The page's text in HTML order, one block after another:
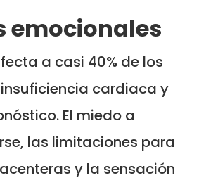
emocionales
a casi 40% de los
cardiaca y
El miedo a
las limitaciones para
y la sensación